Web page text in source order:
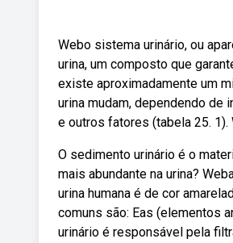
Webo sistema urinário, ou
urina, um composto que
existe aproximadamente um
urina mudam, dependendo de
e outros fatores (tabela 25. 1).
O sedimento urinário é o
mais abundante na urina?
urina humana é de cor
comuns são: Eas (elementos
urinário é responsável pela